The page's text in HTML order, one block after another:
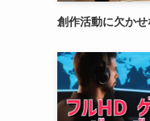
創作活動に欠か